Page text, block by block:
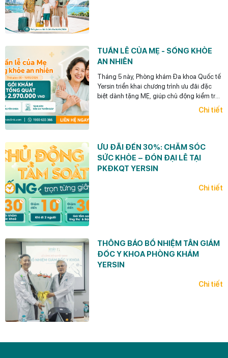
TUẦN LỄ CỦA MẸ - SỐNG KHỎE
AN NHIÊN
Tháng 5 này, Phòng khám Đa khoa Quốc tế
Yersin triển khai chương trình ưu đãi đặc
biệt dành tặng MẸ, giúp chủ động kiểm tra
sức khỏe – phát hiện sớm nguy cơ bệnh lý
Chi tiết
ƯU ĐÃI ĐẾN 30%: CHĂM SÓC
SỨC KHỎE – ĐÓN ĐẠI LỄ TẠI
PKĐKQT YERSIN
Chi tiết
THÔNG BÁO BỔ NHIỆM TÂN GIÁM
ĐỐC Y KHOA PHÒNG KHÁM
YERSIN
Chi tiết